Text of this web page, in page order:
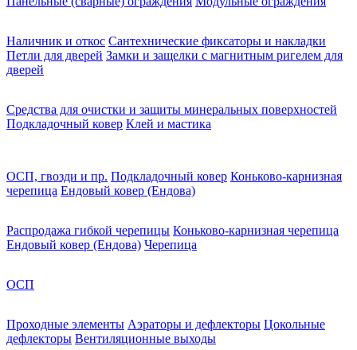
Наличник и откос Сантехнические фиксаторы и накладки
Петли для дверей Замки и защелки с магнитным ригелем для
дверей
Средства для очистки и защиты минеральных поверхностей
Подкладочный ковер Клей и мастика
ОСП, гвозди и пр. Подкладочный ковер Коньково-карнизная
черепица Ендовый ковер (Ендова)
Распродажа гибкой черепицы Коньково-карнизная черепица
Ендовый ковер (Ендова) Черепица
ОСП
Проходные элементы Аэраторы и дефлекторы Цокольные
дефлекторы Вентиляционные выходы